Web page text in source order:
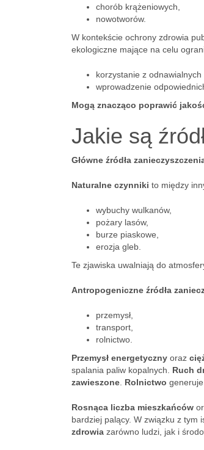
chorób krążeniowych,
nowotworów.
W kontekście ochrony zdrowia
ekologiczne mające na celu
korzystanie z odnawialnych
wprowadzenie
Mogą znacząco poprawić
Jakie są
Główne źródła
Naturalne czynniki to między
wybuchy wulkanów,
pożary lasów,
burze piaskowe,
erozja gleb.
Te zjawiska uwalniają do
Antropogeniczne źródła
przemysł,
transport,
rolnictwo.
Przemysł energetyczny oraz
spalania paliw kopalnych. Ruch
zawieszone Rolnictwo
Rosnąca liczba mieszkańców
bardziej palący. W związku z tym
zdrowia zarówno ludzi, jak i